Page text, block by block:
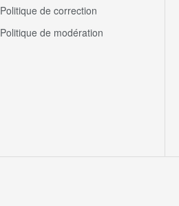
Politique de correction
Politique de modération